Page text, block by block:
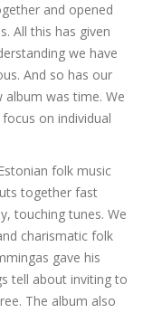
and opened
All this has given
we have
And so has our
was time. We
on individual
folk music
together fast
touching tunes. We
charismatic folk
gave his
tell about inviting to
The album also